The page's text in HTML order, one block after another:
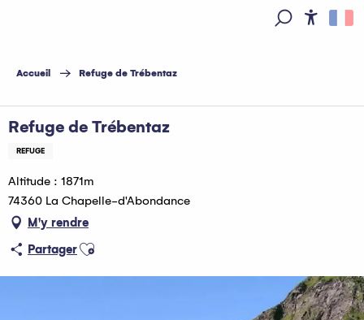
principal
Accueil Refuge de Trébentaz
Refuge de Trébentaz
REFUGE
Altitude : 1871m
74360 La Chapelle-d'Abondance
M'y rendre
PartagerAjouter aux favoris